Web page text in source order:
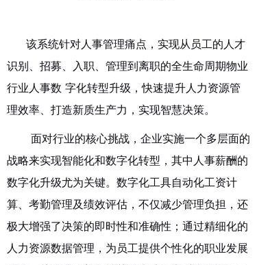
该系统针对人事管理痛点，实现从员工的人才
识别、招募、入职、管理到离职的全生命周期物业
行业人事数 字化转型升级，快速提升人力资源管
理效率、打造新质生产力，实现智慧决策。
面对行业的核心挑战，企业实施一个多层面的
战略来实现智能化和数字化转型，其中人事薪酬的
数字化升级尤为关键。数字化工具自动化工资计
算、考勤管理及绩效评估，不仅减少管理负担，还
极大增强了决策的即时性和准确性；通过精细化的
人力资源数据管理，为员工提供个性化的职业发展